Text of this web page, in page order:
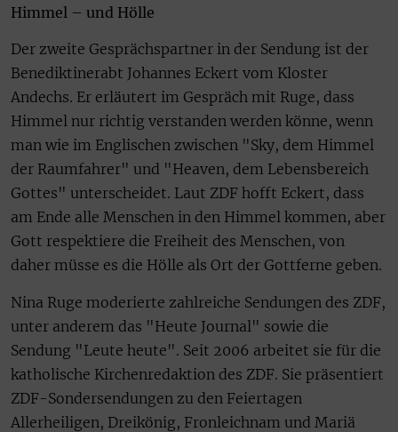
Himmel – und Hölle
Der zweite Gesprächspartner in der Sendung ist der
Benediktinerabt Johannes Eckert vom Kloster
Andechs. Er erläutert im Gespräch mit Ruge, dass
Himmel nur richtig verstanden werden könne, wenn
man wie im Englischen zwischen "Sky, dem Himmel
der Raumfahrer" und "Heaven, dem Lebensbereich
Gottes" unterscheidet. Laut ZDF hofft Eckert, dass
am Ende alle Menschen in den Himmel kommen, aber
Gott respektiere die Freiheit des Menschen, von
daher müsse es die Hölle als Ort der Gottferne geben.
Nina Ruge moderierte zahlreiche Sendungen des ZDF,
unter anderem das "Heute Journal" sowie die
Sendung "Leute heute". Seit 2006 arbeitet sie für die
katholische Kirchenredaktion des ZDF. Sie präsentiert
ZDF-Sondersendungen zu den Feiertagen
Allerheiligen, Dreikönig, Fronleichnam und Mariä